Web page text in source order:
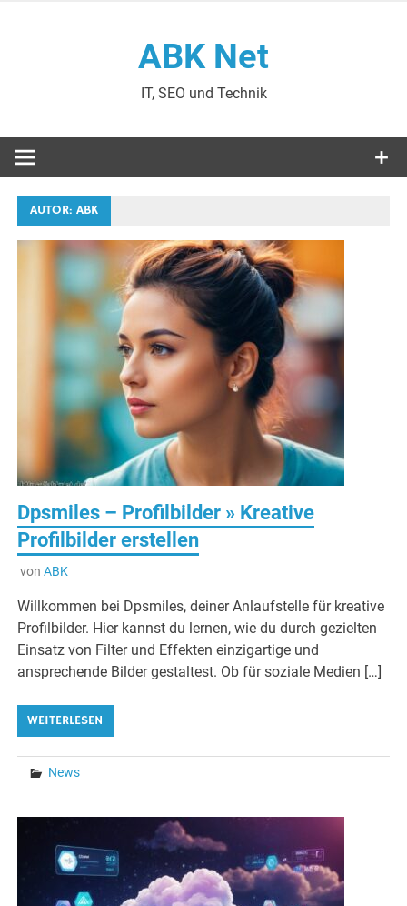
ABK Net
IT, SEO und Technik
AUTOR:ABK
Dpsmiles – Profilbilder » Kreative
Profilbilder erstellen
von ABK
Willkommen bei Dpsmiles, deiner Anlaufstelle für kreative
Profilbilder. Hier kannst du lernen, wie du durch gezielten
Einsatz von Filter und Effekten einzigartige und
ansprechende Bilder gestaltest. Ob für soziale Medien […]
WEITERLESEN
News